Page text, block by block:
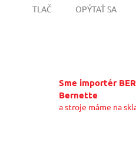
TLAČ OPÝTAŤ SA
Sme importér
Bernette
a stroje máme na